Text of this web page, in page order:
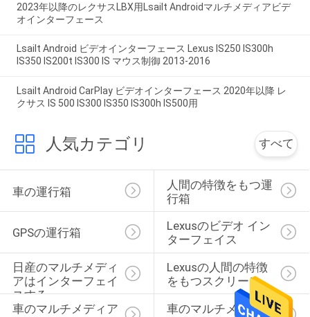
2023年以降のレクサスLBX用Lsailt Androidマルチメディアビデ
オインターフェース
Lsailt Android ビデオインターフェース Lexus IS250 IS300h
IS350 IS200t IS300 IS マウス制御 2013-2016
Lsailt Android CarPlay ビデオインターフェース 2020年以降 レ
クサス IS 500 IS300 IS350 IS300h IS500用
人気カテゴリ すべて
車の運行箱
人間の特徴をもつ運
行箱
GPSの運行箱
Lexusのビデオ イン
ターフェイス
日産のマルチメディ
アはインターフェイ
スする
Lexusの人間の特徴
をもつスクリーン
車のマルチメディア
車のマルチメディア